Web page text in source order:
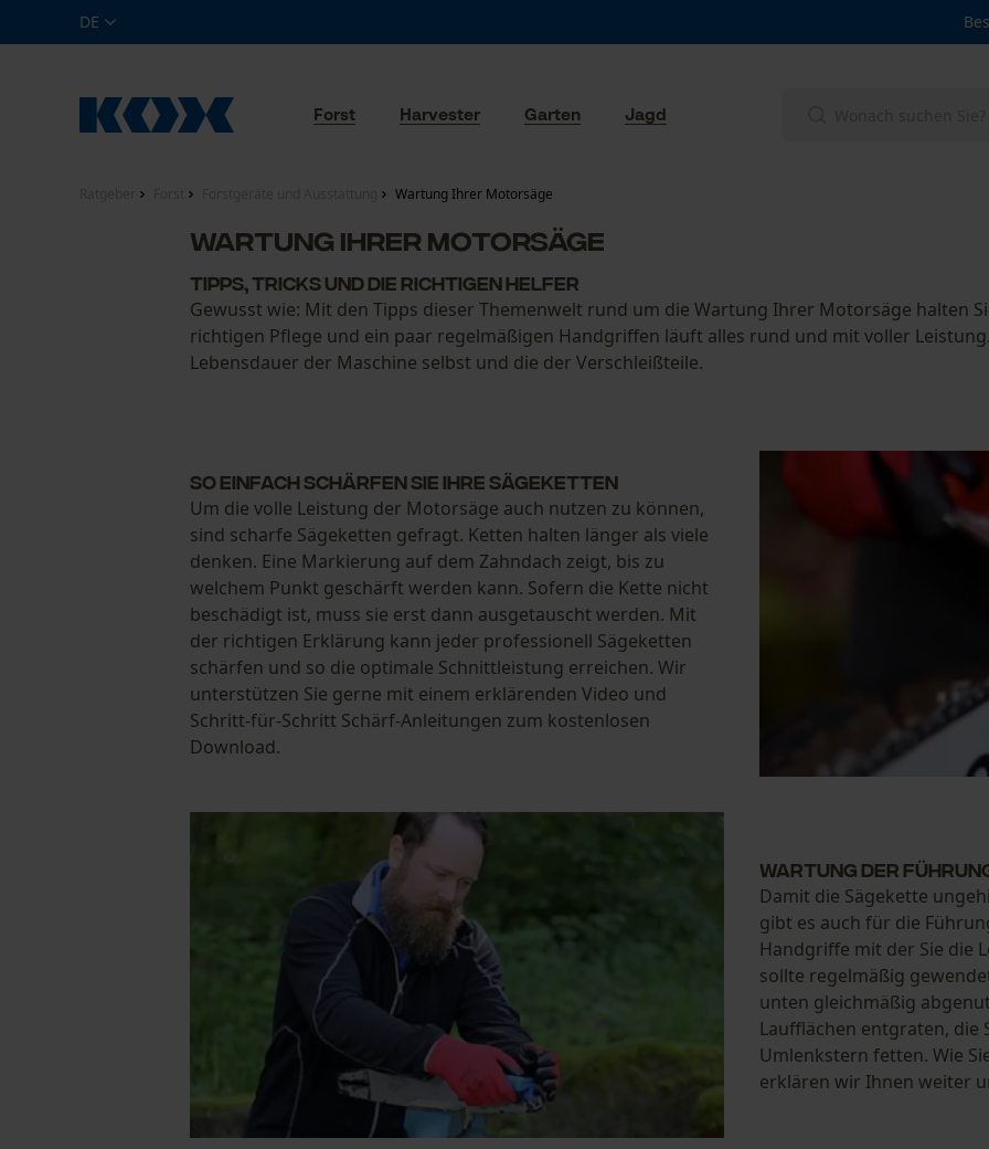
DE
Forst Harvester Garten Jagd
Wartung Ihrer Motorsäge
Wartung Ihrer Motorsäge
Tipps, Tricks und die richtigen Helfer
Gewusst wie: Mit den Tipps dieser Themenwelt rund um die Wartung Ihrer Motorsäge halten
richtigen Pflege und ein paar regelmäßigen Handgriffen läuft alles rund und mit voller
Lebensdauer der Maschine selbst und die der Verschleißteile.
So einfach schärfen Sie Ihre Sägeketten
Um die volle Leistung der Motorsäge auch nutzen zu können,
sind scharfe Sägeketten gefragt. Ketten halten länger als viele
denken. Eine Markierung auf dem Zahndach zeigt, bis zu
welchem Punkt geschärft werden kann. Sofern die Kette nicht
beschädigt ist, muss sie erst dann ausgetauscht werden. Mit
der richtigen Erklärung kann jeder professionell Sägeketten
schärfen und so die optimale Schnittleistung erreichen. Wir
unterstützen Sie gerne mit einem erklärenden Video und
Schritt-für-Schritt Schärf-Anleitungen zum kostenlosen
Download.
Wartung der
Damit die Sägekette
gibt es auch für die
Handgriffe mit der Sie die
sollte regelmäßig
unten gleichmäßig
Laufflächen entgraten,
Umlenkstern fetten. Wie
erklären wir Ihnen weiter